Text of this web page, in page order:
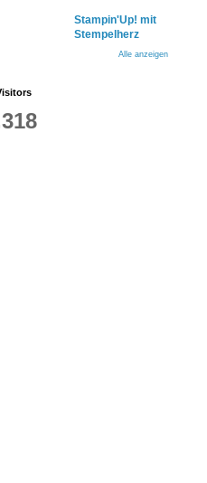
Stampin'Up! mit
Stempelherz
Alle anzeigen